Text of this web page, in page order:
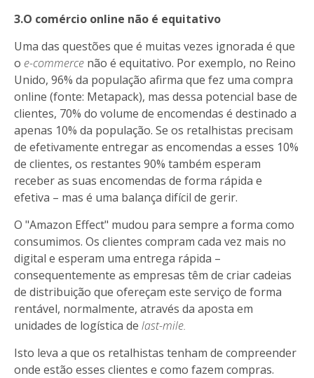
3.O comércio online não é equitativo
Uma das questões que é muitas vezes ignorada é que
o e-commerce não é equitativo. Por exemplo, no Reino
Unido, 96% da população afirma que fez uma compra
online (fonte: Metapack), mas dessa potencial base de
clientes, 70% do volume de encomendas é destinado a
apenas 10% da população. Se os retalhistas precisam
de efetivamente entregar as encomendas a esses 10%
de clientes, os restantes 90% também esperam
receber as suas encomendas de forma rápida e
efetiva – mas é uma balança difícil de gerir.
O "Amazon Effect" mudou para sempre a forma como
consumimos. Os clientes compram cada vez mais no
digital e esperam uma entrega rápida –
consequentemente as empresas têm de criar cadeias
de distribuição que ofereçam este serviço de forma
rentável, normalmente, através da aposta em
unidades de logística de last-mile.
Isto leva a que os retalhistas tenham de compreender
onde estão esses clientes e como fazem compras.